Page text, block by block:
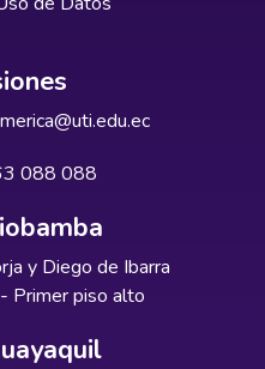
088 088
y Diego de Ibarra
Primer piso alto